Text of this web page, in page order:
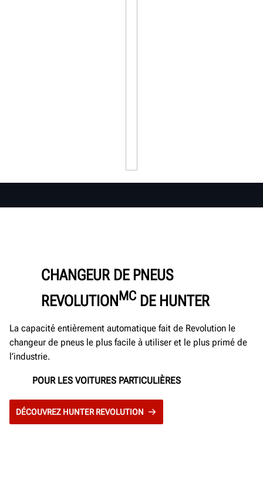
CHANGEUR DE PNEUS
REVOLUTIONMC DE HUNTER
La capacité entièrement automatique fait de Revolution le
changeur de pneus le plus facile à utiliser et le plus primé de
l’industrie.
POUR LES VOITURES PARTICULIÈRES
DÉCOUVREZ HUNTER REVOLUTION